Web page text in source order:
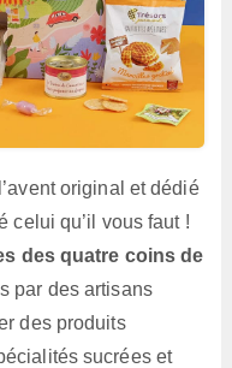
original et dédié
celui qu’il vous faut !
des quatre coins de
par des artisans
des produits
sucrées et